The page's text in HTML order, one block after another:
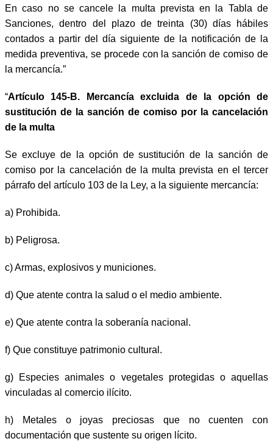
En caso no se cancele la multa prevista en la Tabla de
Sanciones, dentro del plazo de treinta (30) días hábiles
contados a partir del día siguiente de la notificación de la
medida preventiva, se procede con la sanción de comiso de
la mercancía.”
“Artículo 145-B. Mercancía excluida de la opción de
sustitución de la sanción de comiso por la cancelación
de la multa
Se excluye de la opción de sustitución de la sanción de
comiso por la cancelación de la multa prevista en el tercer
párrafo del artículo 103 de la Ley, a la siguiente mercancía:
a) Prohibida.
b) Peligrosa.
c) Armas, explosivos y municiones.
d) Que atente contra la salud o el medio ambiente.
e) Que atente contra la soberanía nacional.
f) Que constituye patrimonio cultural.
g)
Especies animales o vegetales protegidas o aquellas
vinculadas al comercio ilícito.
h)
Metales o joyas preciosas que no cuenten con
documentación que sustente su origen lícito.